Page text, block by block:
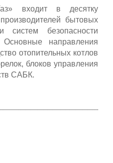
входит в десятку
бытовых
систем безопасности
Основные направления
отопительных котлов
блоков управления
САБК.